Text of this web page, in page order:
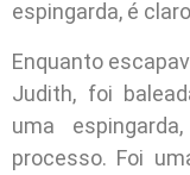
espingarda, é
Enquanto
Judith, foi
uma
processo. Foi